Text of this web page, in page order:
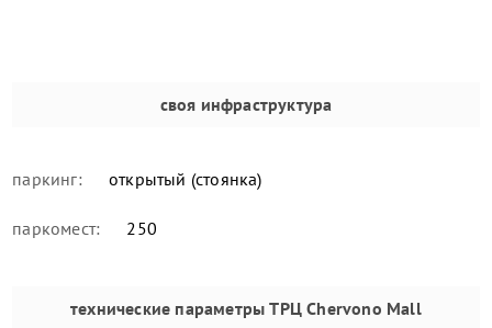
своя инфраструктура
паркинг: открытый (стоянка)
паркомест: 250
технические параметры ТРЦ Chervono Mall